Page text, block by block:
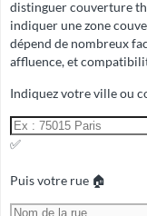
distinguercouverture
indiquer une zone
dépend de nombreux
affluence, et
Indiquez votre ville ou
✅
Puis votre rue 🏠